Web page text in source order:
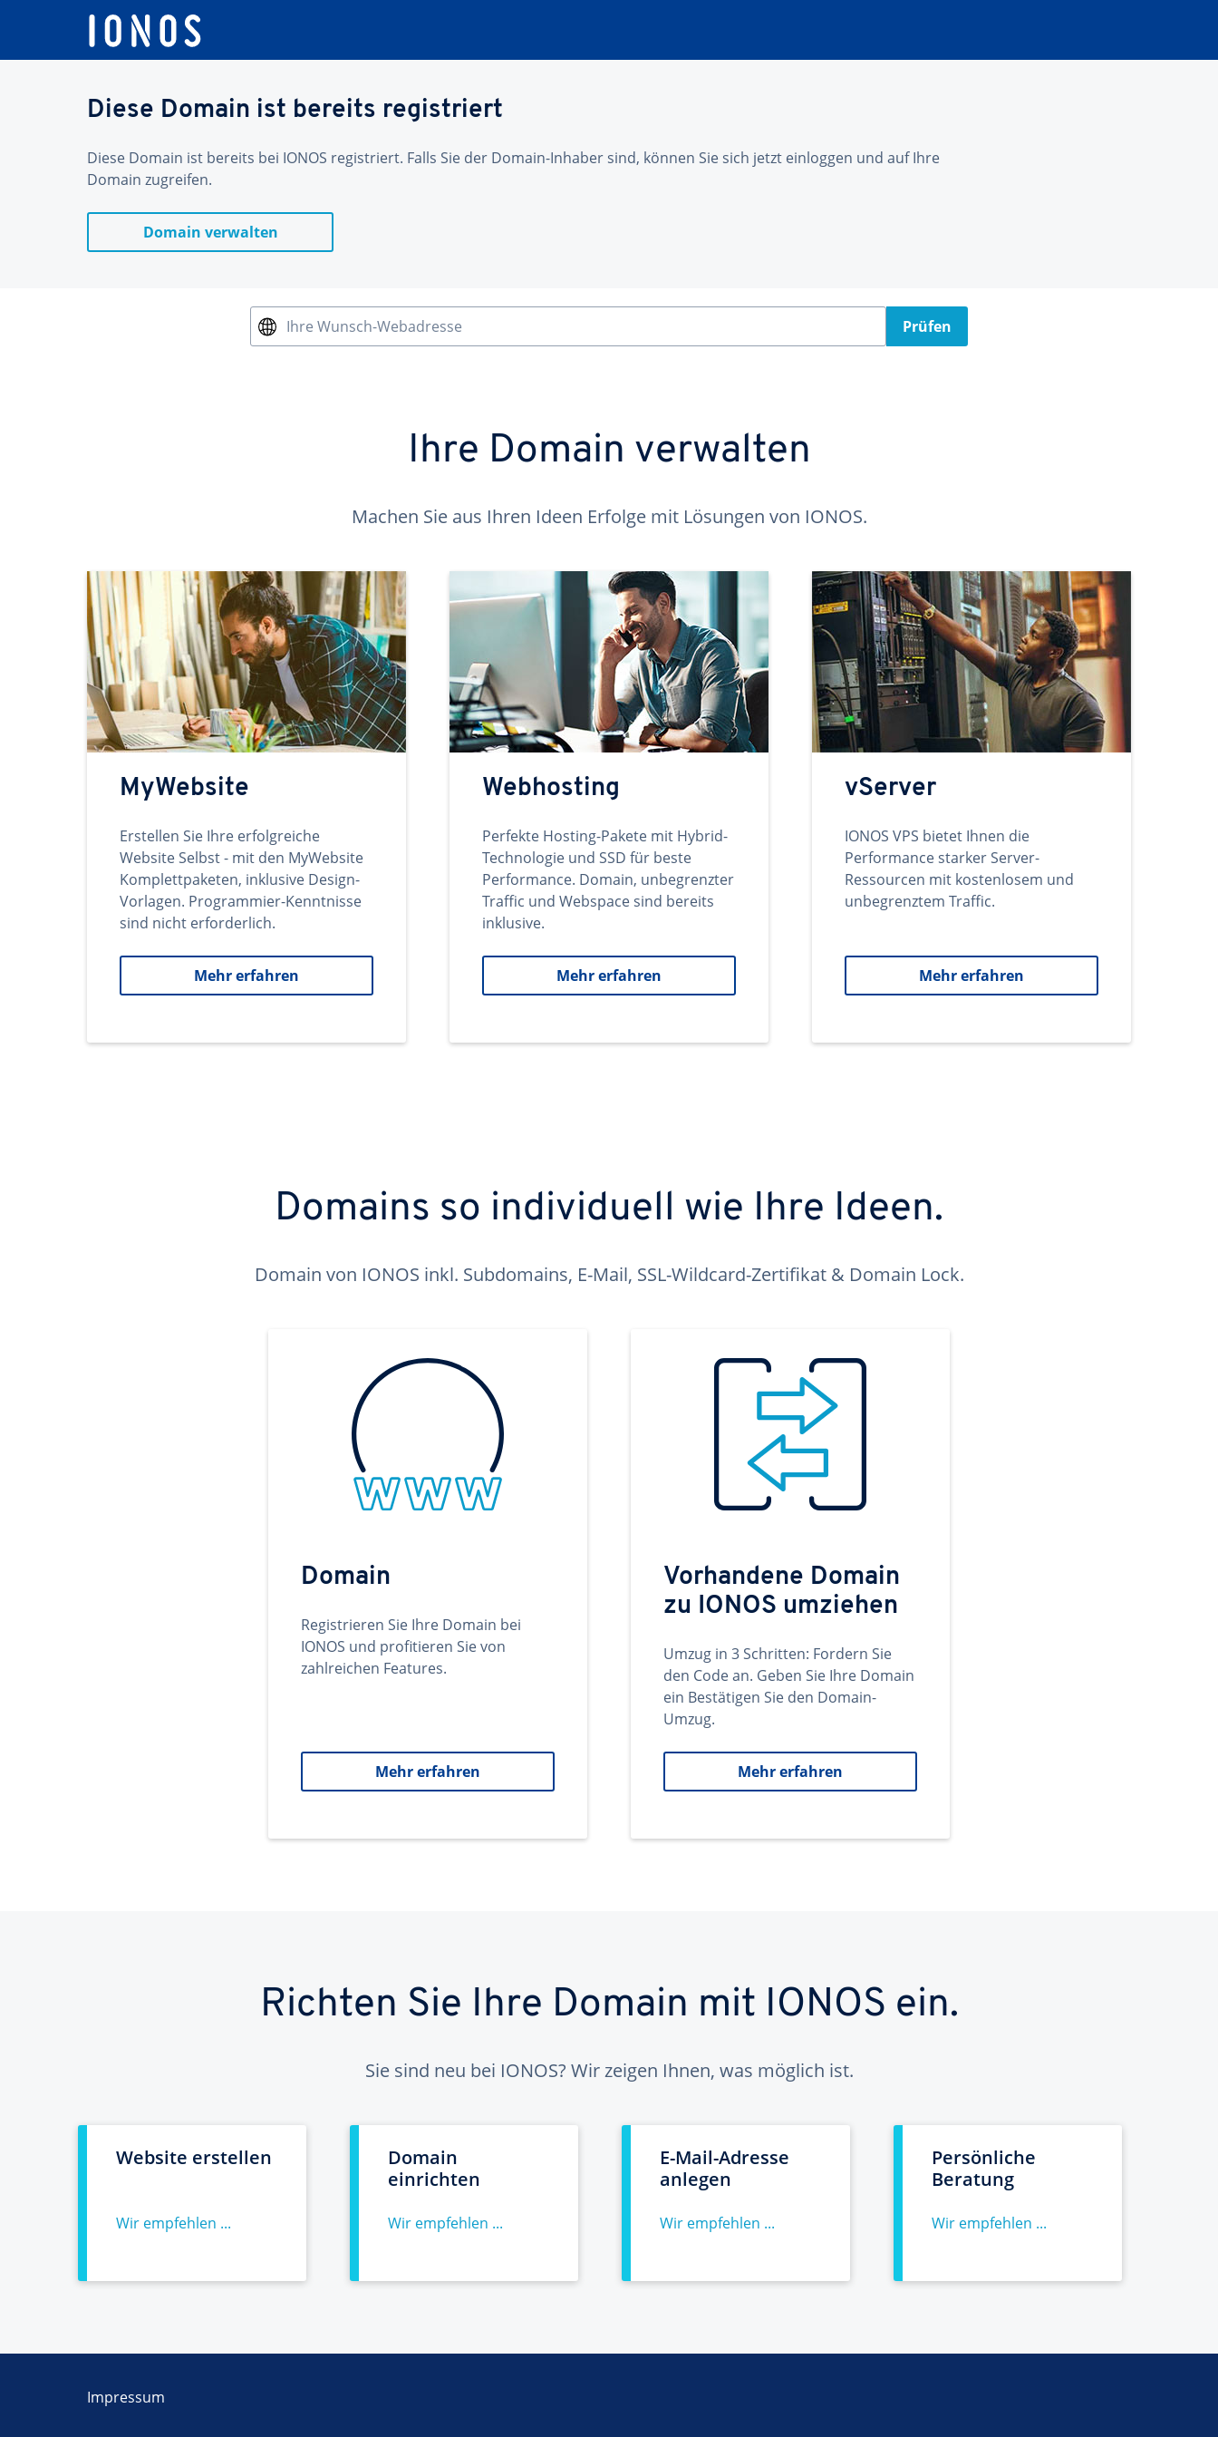
Diese Domain ist bereits registriert
Diese Domain ist bereits bei IONOS registriert. Falls Sie der Domain-Inhaber sind, können Sie sich jetzt einloggen und auf Ihre
Domain zugreifen.
Domain verwalten
Ihre Wunsch-Webadresse Prüfen
Ihre Domain verwalten
Machen Sie aus Ihren Ideen Erfolge mit Lösungen von IONOS.
MyWebsite
Erstellen Sie Ihre erfolgreiche
Website Selbst - mit den MyWebsite
Komplettpaketen, inklusive Design-
Vorlagen. Programmier-Kenntnisse
sind nicht erforderlich.
Mehr erfahren
Webhosting
Perfekte Hosting-Pakete mit Hybrid-
Technologie und SSD für beste
Performance. Domain, unbegrenzter
Traffic und Webspace sind bereits
inklusive.
Mehr erfahren
vServer
IONOS VPS bietet Ihnen die
Performance starker Server-
Ressourcen mit kostenlosem und
unbegrenztem Traffic.
Mehr erfahren
Domains so individuell wie Ihre Ideen.
Domain von IONOS inkl. Subdomains, E-Mail, SSL-Wildcard-Zertifikat & Domain Lock.
Domain
Registrieren Sie Ihre Domain bei
IONOS und profitieren Sie von
zahlreichen Features.
Mehr erfahren
Vorhandene Domain
zu IONOS umziehen
Umzug in 3 Schritten: Fordern Sie
den Code an. Geben Sie Ihre Domain
ein Bestätigen Sie den Domain-
Umzug.
Mehr erfahren
Richten Sie Ihre Domain mit IONOS ein.
Sie sind neu bei IONOS? Wir zeigen Ihnen, was möglich ist.
Website erstellen
Wir empfehlen ...
Domain
einrichten
Wir empfehlen ...
E-Mail-Adresse
anlegen
Wir empfehlen ...
Persönliche
Beratung
Wir empfehlen ...
Impressum